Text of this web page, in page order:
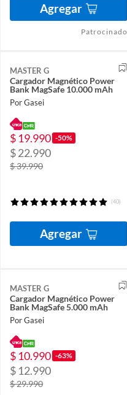
Agregar
Patrocinado
MASTER G
Cargador Magnético Power
Bank MagSafe 10.000 mAh
Por Gasei
$ 19.990 -50%
$ 22.990
$ 39.990
(40)
Agregar
MASTER G
Cargador Magnético Power
Bank MagSafe 5.000 mAh
Por Gasei
$ 10.990 -63%
$ 12.990
$ 29.990